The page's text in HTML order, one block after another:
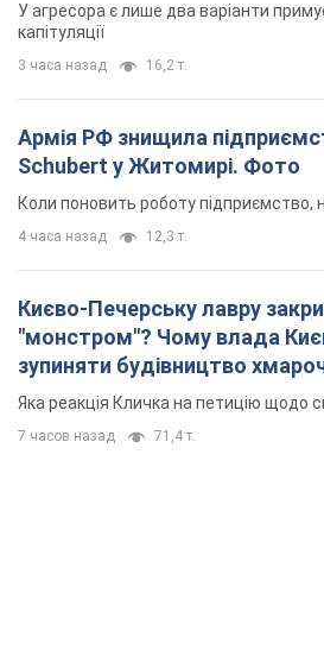
У агресора є лише два варіанти
капітуляції
3 часа назад 16,2 т.
Армія РФ знищила
Schubert у Житомирі. Фото
Коли поновить роботу підприємство,
4 часа назад 12,3 т.
Києво-Печерську лавру
"монстром"? Чому влада
зупиняти будівництво
"московського вірянина"
Яка реакція Кличка на петицію щодо
7 часов назад 71,4 т.